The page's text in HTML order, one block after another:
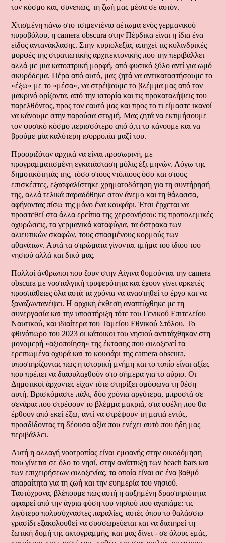
τον κόσμο και, συνεπώς, τη ζωή μας μέσα σε αυτόν.
Χτισμένη πάνω στο τσιμεντένιο αέτωμα ενός γερμανικού
πυροβόλου, η camera obscura στην Πέρδικα είναι η ίδια ένα
είδος αντανάκλασης. Στην κυριολεξία, απηχεί τις κυλινδρικές
μορφές της στρατιωτικής αρχιτεκτονικής που την περιβάλλει
αλλά με μια κατοπτρική μορφή, από φυσικό ξύλο αντί για ωμό
σκυρόδεμα. Πέρα από αυτό, μας ζητά να αντικαταστήσουμε το
«έξω» με το «μέσα», να στρέψουμε το βλέμμα μας από τον
μακρινό ορίζοντα, από την ιστορία και τις προκαταλήψεις του
παρελθόντος, προς τον εαυτό μας και προς το τι είμαστε ικανοί
να κάνουμε στην παρούσα στιγμή. Μας ζητά να εκτιμήσουμε
τον φυσικό κόσμο περισσότερο από ό,τι το κάνουμε και να
βρούμε μία καλύτερη ισορροπία μαζί του.
Προοριζόταν αρχικά να είναι προσωρινή, με
προγραμματισμένη εγκατάσταση μόλις έξι μηνών. Λόγω της
δημοτικότητάς της, τόσο στους ντόπιους όσο και στους
επισκέπτες, εξασφαλίστηκε χρηματοδότηση για τη συντήρησή
της, αλλά τελικά παραδόθηκε στον άνεμο και τη θάλασσα,
αφήνοντας πίσω της μόνο ένα κουφάρι. Έτσι έρχεται να
προστεθεί στα άλλα ερείπια της χερσονήσου: τις προπολεμικές
οχυρώσεις, τα γερμανικά καταφύγια, τα όστρακα των
αλιευτικών σκαφών, τους σπασμένους κορμούς των
αθανάτων. Αυτά τα στρώματα γίνονται τμήμα του ίδιου του
νησιού αλλά και δικό μας.
Πολλοί άνθρωποι που ζουν στην Αίγινα θυμούνται την camera
obscura με νοσταλγική τρυφερότητα και έχουν γίνει αρκετές
προσπάθειες όλα αυτά τα χρόνια να αναστηθεί το έργο και να
ξαναζωντανέψει. Η αρχική έκθεση αναπτύχθηκε με τη
συνεργασία και την υποστήριξη τότε του Γενικού Επιτελείου
Ναυτικού, και ιδιαίτερα του Ταμείου Εθνικού Στόλου. Το
φθινόπωρο του 2023 οι κάτοικοι του νησιού αντιτάχθηκαν στη
μονομερή «αξιοποίηση» της έκτασης που φιλοξενεί τα
ερειπωμένα οχυρά και το κουφάρι της camera obscura,
υποστηρίζοντας πως η ιστορική μνήμη και το τοπίο είναι αξίες
που πρέπει να διαφυλαχθούν στο σήμερα για το αύριο. Οι
Δημοτικοί άρχοντες είχαν τότε στηρίξει ομόφωνα τη θέση
αυτή. Βρισκόμαστε πάλι, δύο χρόνια αργότερα, μπροστά σε
σενάρια που στρέφουν το βλέμμα μακριά, στα οφέλη που θα
έρθουν από εκεί έξω, αντί να στρέψουν τη ματιά εντός,
προσδίδοντας τη δέουσα αξία που ενέχει αυτό που ήδη μας
περιβάλλει.
Αυτή η αλλαγή νοοτροπίας είναι εμφανής στην οικοδόμηση
που γίνεται σε όλο το νησί, στην ανάπτυξη των beach bars και
των επιχειρήσεων φιλοξενίας, τα οποία είναι σε ένα βαθμό
απαραίτητα για τη ζωή και την ευημερία του νησιού.
Ταυτόχρονα, βλέπουμε πώς αυτή η αυξημένη δραστηριότητα
αφαιρεί από την άγρια φύση του νησιού που αγαπάμε: τις
λιγότερο πολυσύχναστες παραλίες, αυτές όπου το θαλάσσιο
γρασίδι εξακολουθεί να συσσωρεύεται και να διατηρεί τη
ζωτική δομή της ακτογραμμής, και μας δίνει - σε όλους εμάς,